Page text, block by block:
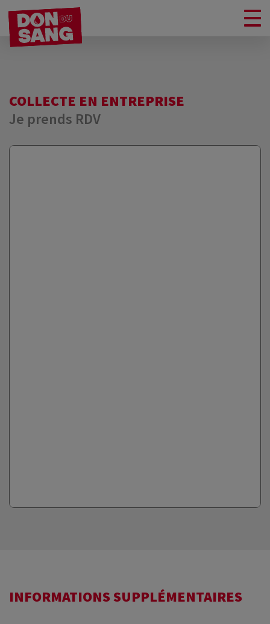
COLLECTE EN ENTREPRISE
Je prends RDV
INFORMATIONS SUPPLÉMENTAIRES